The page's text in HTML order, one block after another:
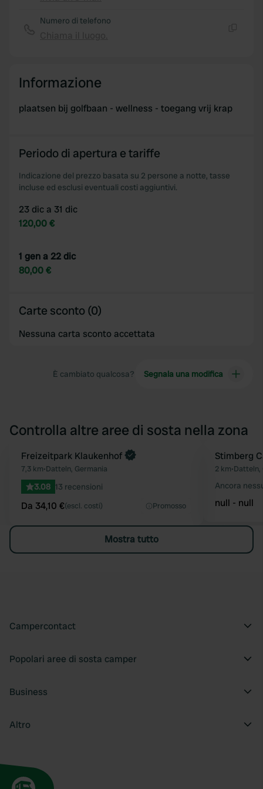
Numero di telefono
Informazione
plaatsen bij golfbaan - wellness - toegang vrij krap
Periodo di apertura e tariffe
Indicazione del prezzo basata su 2 persone a notte, tasse
incluse ed esclusi eventuali costi aggiuntivi.
23 dic a 31 dic
120,00 €
1 gen a 22 dic
80,00 €
Carte sconto (0)
Nessuna carta sconto accettata
È cambiato qualcosa? Segnala una modifica
Controlla altre aree di sosta nella zona
Preferito
Prenota ora
Freizeitpark Klaukenhof
7,3 km•Datteln, Germania
3.08 13 recensioni
Da 34,10 €(escl. costi) Promosso
Stimberg
2 km•Datteln,
Ancora
null - null
Mostra tutto
Campercontact
Popolari aree di sosta camper
Business
Altro